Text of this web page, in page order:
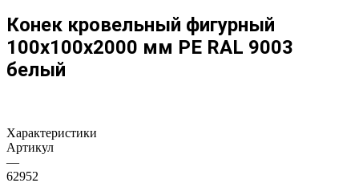
Конек кровельный фигурный
100х100х2000 мм PE RAL 9003
белый
Характеристики
Артикул
—
62952